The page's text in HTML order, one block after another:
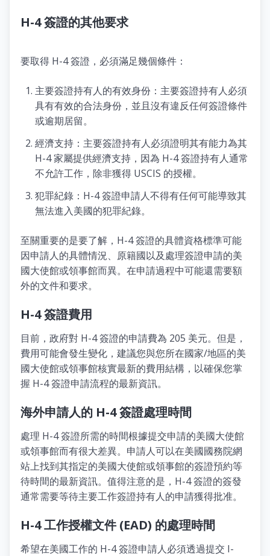
H-4 簽證的其他要求
要取得 H-4 簽證，必須滿足幾個條件：
主要簽證持有人的有效身份：主要簽證持有人必須
具有有效的合法身份，並且沒有違反任何簽證條件
或逾期居留。
經濟支持：主要簽證持有人必須證明其有能力為其
H-4 家屬提供經濟支持，因為 H-4 簽證持有人通常
不允許工作，除非獲得 USCIS 的授權。
犯罪紀錄：H-4 簽證申請人不得有任何可能導致其
無法進入美國的犯罪紀錄。
至關重要的是要了解，H-4 簽證的具體資格標準可能
因申請人的具體情況、原籍國以及處理簽證申請的美
國大使館或領事館而異。在申請過程中可能還需要額
外的文件和要求。
H-4 簽證費用
目前，政府對 H-4 簽證的申請費為 205 美元。但是，
費用可能會發生變化，建議您與您所在國家/地區的美
國大使館或領事館核實最新的費用結構，以確保您掌
握 H-4 簽證申請流程的最新資訊。
海外申請人的 H-4 簽證處理時間
處理 H-4 簽證所需的時間根據提交申請的美國大使館
或領事館而有很大差異。申請人可以在美國國務院網
站上找到其指定的美國大使館或領事館的簽證預約等
待時間的最新資訊。值得注意的是，H-4 簽證的簽發
通常需要等待主要工作簽證持有人的申請獲得批准。
H-4 工作授權文件 (EAD) 的處理時間
希望在美國工作的 H-4 簽證申請人必須透過提交 I-